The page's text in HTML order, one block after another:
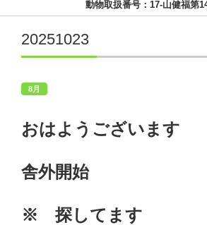
動物取扱番号：17-山健福第
20251023
8月
おはようございます
舎外開始
※ 探してます